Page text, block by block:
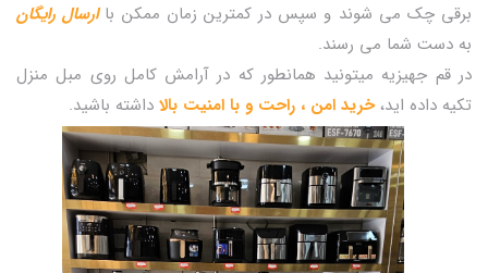
برقی چک می شوند و سپس در کمترین زمان ممکن با ارسال رایگان
به دست شما می رسند.
در قم جهیزیه میتونید همانطور که در آرامش کامل روی مبل منزل
تکیه داده اید،خرید امن ، راحت و با امنیت بالا داشته باشید.